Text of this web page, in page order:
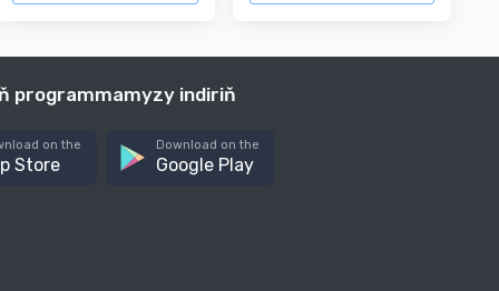
programmamyzy indiriň
on the
Store
Download on the
Google Play